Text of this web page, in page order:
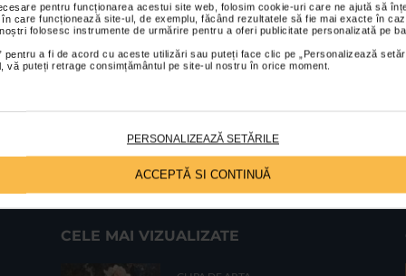
pentru funcționarea acestui site web, folosim cookie-uri care ne ajută să
care funcționează site-ul, de exemplu, făcând rezultatele să fie mai exacte în
folosesc instrumente de urmărire pentru a oferi publicitate personalizată pe
pentru a fi de acord cu aceste utilizări sau puteți face clic pe „Personalizează
vă puteți retrage consimțământul pe site-ul nostru în orice moment.
PERSONALIZEAZĂ SETĂRILE
ACCEPTĂ SI CONTINUĂ
CELE MAI VIZUALIZATE